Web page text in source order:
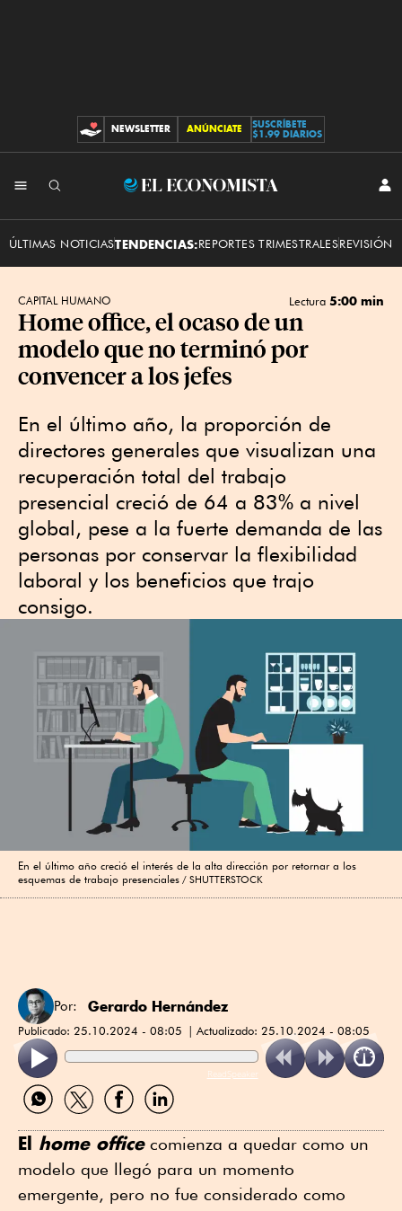
CONTRIBUCIONES
NEWSLETTER ANÚNCIATE
SUSCRÍBETE
$1.99 DIARIOS
El
ÚLTIMAS NOTICIASTENDENCIAS:REPORTES TRIMESTRALESREVISIÓN
CAPITAL HUMANO Lectura 5:00 min
Home office, el ocaso de un
modelo que no terminó por
convencer a los jefes
En el último año, la proporción de
directores generales que visualizan una
recuperación total del trabajo
presencial creció de 64 a 83% a nivel
global, pese a la fuerte demanda de las
personas por conservar la flexibilidad
laboral y los beneficios que trajo
consigo.
En el último año creció el interés de la alta dirección por retornar a los
esquemas de trabajo presenciales
SHUTTERSTOCK
Por: Gerardo Hernández
Publicado: 25.10.2024 - 08:05 Actualizado: 25.10.2024 - 08:05
ReadSpeaker
Compartir
por
Compartir
por
Compartir
por
Compartir
por
El home officecomienza a quedar como un
modelo que llegó para un momento
emergente, pero no fue considerado como